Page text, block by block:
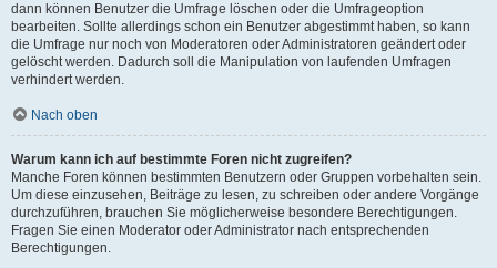
dann können Benutzer die Umfrage löschen oder die Umfrageoption
bearbeiten. Sollte allerdings schon ein Benutzer abgestimmt haben, so kann
die Umfrage nur noch von Moderatoren oder Administratoren geändert oder
gelöscht werden. Dadurch soll die Manipulation von laufenden Umfragen
verhindert werden.
Nach oben
Warum kann ich auf bestimmte Foren nicht zugreifen?
Manche Foren können bestimmten Benutzern oder Gruppen vorbehalten sein.
Um diese einzusehen, Beiträge zu lesen, zu schreiben oder andere Vorgänge
durchzuführen, brauchen Sie möglicherweise besondere Berechtigungen.
Fragen Sie einen Moderator oder Administrator nach entsprechenden
Berechtigungen.